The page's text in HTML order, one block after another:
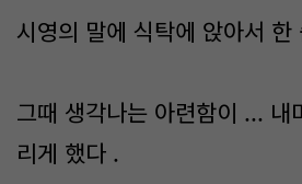
시영의 말에 식탁에 앉아서 한
그때 생각나는 아련함이 ... 내
리게 했다 .